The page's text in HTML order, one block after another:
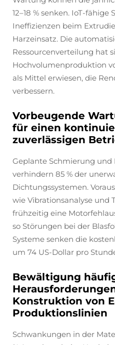
12–18 % senken. IoT-
Ineffizienzen beim
Harzeinsatz. Die
Ressourcenverteilung hat
Hochvolumenproduktion
als Mittel erwiesen, die
verbessern.
Vorbeugende
für einen
zuverlässigen
Geplante Schmierung
verhindern 85 % der
Dichtungssystemen.
wie Vibrationsanalyse und
frühzeitig eine
so Störungen bei der
Systeme senken die
um 74 US-Dollar pro
Bewältigung
Konstruktion von
Produktionslinien
Schwankungen in der